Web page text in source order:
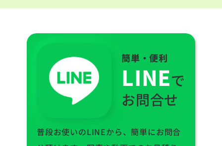
簡単・便利
LINEで
お問合せ
普段お使いのLINEから、簡単にお問合